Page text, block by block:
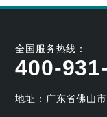
全国服务热线：
400-
地址：广东省佛山